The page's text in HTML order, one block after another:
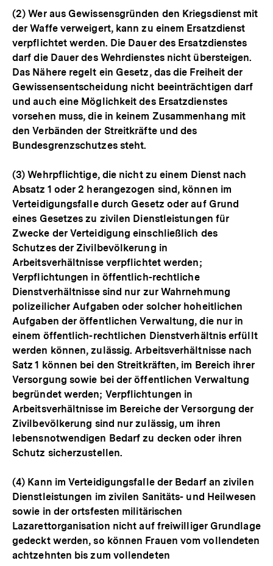
(2) Wer aus Gewissensgründen den Kriegsdienst mit
der Waffe verweigert, kann zu einem Ersatzdienst
verpflichtet werden. Die Dauer des Ersatzdienstes
darf die Dauer des Wehrdienstes nicht übersteigen.
Das Nähere regelt ein Gesetz, das die Freiheit der
Gewissensentscheidung nicht beeinträchtigen darf
und auch eine Möglichkeit des Ersatzdienstes
vorsehen muss, die in keinem Zusammenhang mit
den Verbänden der Streitkräfte und des
Bundesgrenzschutzes steht.
(3) Wehrpflichtige, die nicht zu einem Dienst nach
Absatz 1 oder 2 herangezogen sind, können im
Verteidigungsfalle durch Gesetz oder auf Grund
eines Gesetzes zu zivilen Dienstleistungen für
Zwecke der Verteidigung einschließlich des
Schutzes der Zivilbevölkerung in
Arbeitsverhältnisse verpflichtet werden;
Verpflichtungen in öffentlich-rechtliche
Dienstverhältnisse sind nur zur Wahrnehmung
polizeilicher Aufgaben oder solcher hoheitlichen
Aufgaben der öffentlichen Verwaltung, die nur in
einem öffentlich-rechtlichen Dienstverhältnis erfüllt
werden können, zulässig. Arbeitsverhältnisse nach
Satz 1 können bei den Streitkräften, im Bereich ihrer
Versorgung sowie bei der öffentlichen Verwaltung
begründet werden; Verpflichtungen in
Arbeitsverhältnisse im Bereiche der Versorgung der
Zivilbevölkerung sind nur zulässig, um ihren
lebensnotwendigen Bedarf zu decken oder ihren
Schutz sicherzustellen.
(4) Kann im Verteidigungsfalle der Bedarf an zivilen
Dienstleistungen im zivilen Sanitäts- und Heilwesen
sowie in der ortsfesten militärischen
Lazarettorganisation nicht auf freiwilliger Grundlage
gedeckt werden, so können Frauen vom vollendeten
achtzehnten bis zum vollendeten